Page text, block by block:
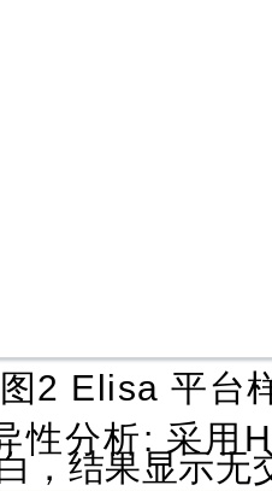
图2 Elisa 平台
性分析: 采用
，结果显示无